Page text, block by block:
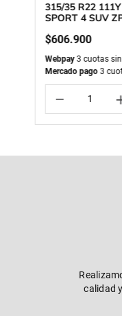
315/35 R22
SPORT 4 SUV
$606.900
Webpay3 cuotas sin
Mercado pago3
－
calidad